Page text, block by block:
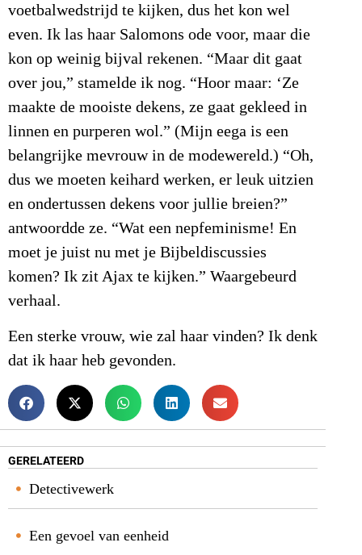
voetbalwedstrijd te kijken, dus het kon wel
even. Ik las haar Salomons ode voor, maar die
kon op weinig bijval rekenen. “Maar dit gaat
over jou,” stamelde ik nog. “Hoor maar: ‘Ze
maakte de mooiste dekens, ze gaat gekleed in
linnen en purperen wol.” (Mijn eega is een
belangrijke mevrouw in de modewereld.) “Oh,
dus we moeten keihard werken, er leuk uitzien
en ondertussen dekens voor jullie breien?”
antwoordde ze. “Wat een nepfeminisme! En
moet je juist nu met je Bijbeldiscussies
komen? Ik zit Ajax te kijken.” Waargebeurd
verhaal.
Een sterke vrouw, wie zal haar vinden? Ik denk
dat ik haar heb gevonden.
GERELATEERD
Detectivewerk
Een gevoel van eenheid